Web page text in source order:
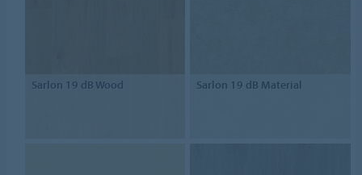
Sarlon 19 dB Wood Sarlon 19 dB Material